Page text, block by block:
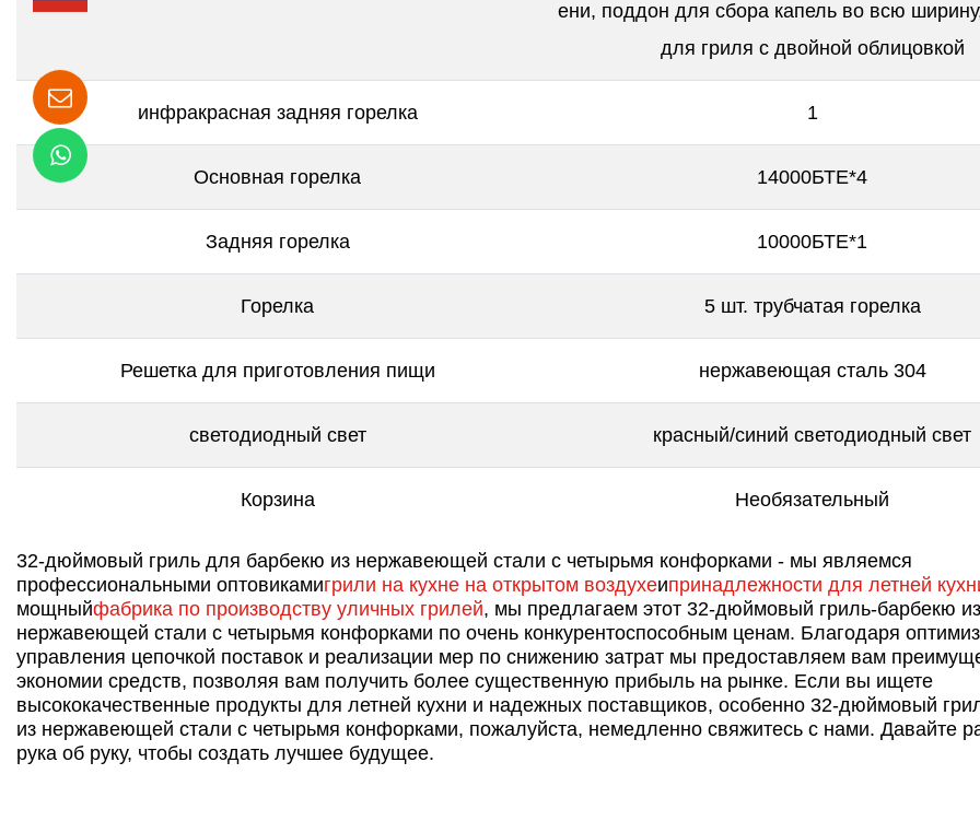
ени, поддон для сбора капель во всю
для гриля с двойной облицовкой
инфракрасная задняя горелка 1
Основная горелка 14000БТЕ*4
Задняя горелка 10000БТЕ*1
Горелка 5 шт. трубчатая горелка
Решетка для приготовления пищи нержавеющая сталь 304
светодиодный свет красный/синий светодиодный свет
Корзина Необязательный
32-дюймовый гриль для барбекю из нержавеющей стали с четырьмя конфорками - мы являемся
профессиональными оптовикамигрили на кухне на открытом воздухеипринадлежности для летней
мощныйфабрика по производству уличных грилей, мы предлагаем этот 32-дюймовый гриль-барбекю из
нержавеющей стали с четырьмя конфорками по очень конкурентоспособным ценам. Благодаря
управления цепочкой поставок и реализации мер по снижению затрат мы предоставляем вам
экономии средств, позволяя вам получить более существенную прибыль на рынке. Если вы ищете
высококачественные продукты для летней кухни и надежных поставщиков, особенно 32-дюймовый
из нержавеющей стали с четырьмя конфорками, пожалуйста, немедленно свяжитесь с нами. Давайте
рука об руку, чтобы создать лучшее будущее.